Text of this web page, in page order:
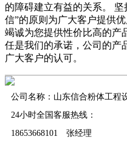
的障碍建立有益的关系。
信”的原则为广大客户提供
竭诚为您提供性价比高的产
任是我们的承诺，公司的产
广大客户的认可。
公司名称：山东信合粉体工程
24小时全国客服热线：
18653668101 张经理